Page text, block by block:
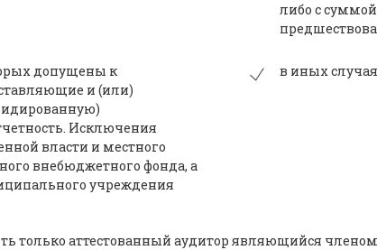
либо с суммой
допущены к
и (или)
Исключения
власти и местного
внебюджетного фонда, а
учреждения
в иных
только аттестованный аудитор являющийся членом